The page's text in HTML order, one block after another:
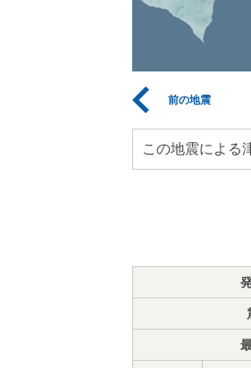
前の地震
この地震による